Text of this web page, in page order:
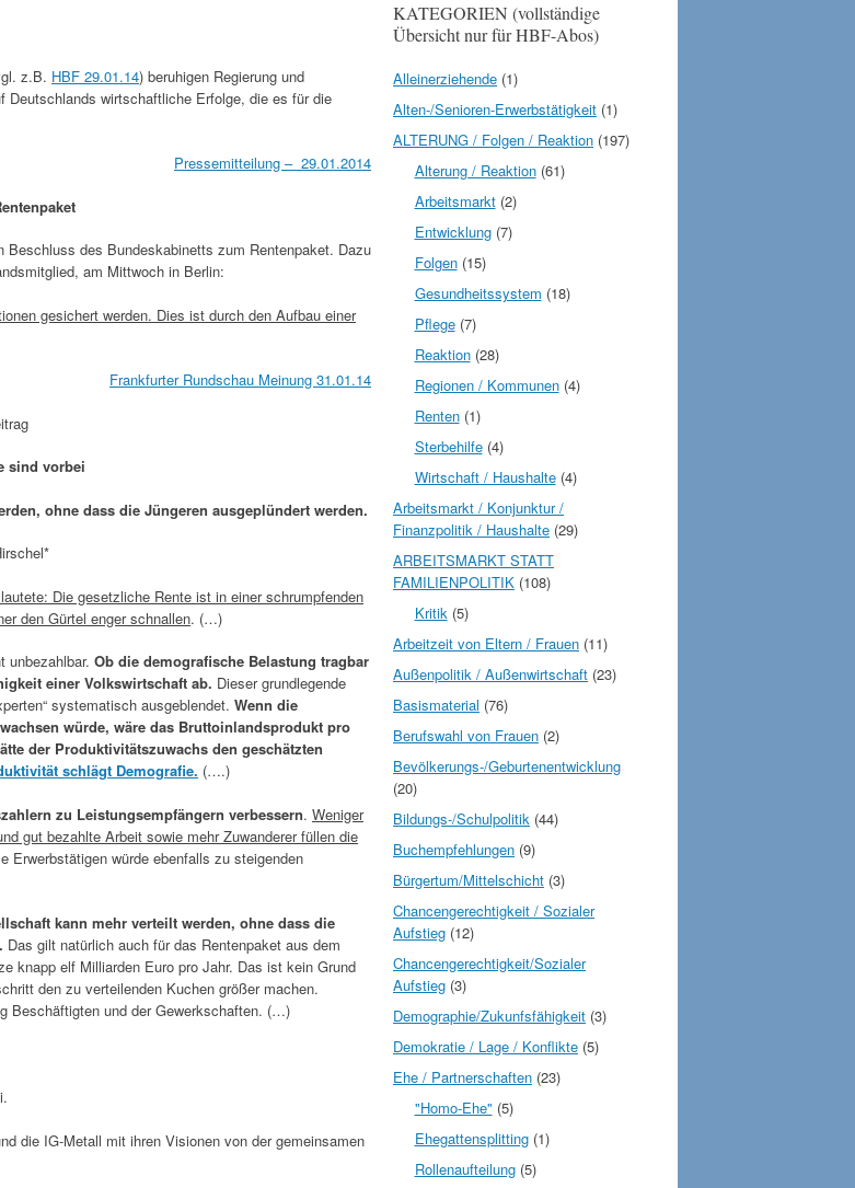
z.B. HBF 29.01.14) beruhigen Regierung und
wirtschaftliche Erfolge, die es für die
Pressemitteilung – 29.01.2014
des Bundeskabinetts zum Rentenpaket. Dazu
am Mittwoch in Berlin:
gesichert werden. Dies ist durch den Aufbau einer
Frankfurter Rundschau Meinung 31.01.14
sind vorbei
ohne dass die Jüngeren ausgeplündert werden.
Die gesetzliche Rente ist in einer schrumpfenden
den Gürtel enger schnallen. (…)
unbezahlbar. Ob die demografische Belastung tragbar
einer Volkswirtschaft ab. Dieser grundlegende
systematisch ausgeblendet. Wenn die
würde, wäre das Bruttoinlandsprodukt pro
der Produktivitätszuwachs den geschätzten
schlägt Demografie. (….)
zu Leistungsempfängern verbessern. Weniger
gut bezahlte Arbeit sowie mehr Zuwanderer füllen die
Erwerbstätigen würde ebenfalls zu steigenden
kann mehr verteilt werden, ohne dass die
Das gilt natürlich auch für das Rentenpaket aus dem
knapp elf Milliarden Euro pro Jahr. Das ist kein Grund
den zu verteilenden Kuchen größer machen.
Beschäftigten und der Gewerkschaften. (…)
die IG-Metall mit ihren Visionen von der gemeinsamen
KATEGORIEN (vollständige
Übersicht nur für HBF-Abos)
Alleinerziehende (1)
Alten-/Senioren-Erwerbstätigkeit (1)
ALTERUNG / Folgen / Reaktion (197)
Alterung / Reaktion(61)
Arbeitsmarkt(2)
Entwicklung(7)
Folgen(15)
Gesundheitssystem (18)
Pflege(7)
Reaktion(28)
Regionen / Kommunen(4)
Renten(1)
Sterbehilfe(4)
Wirtschaft / Haushalte(4)
Arbeitsmarkt / Konjunktur /
Finanzpolitik / Haushalte (29)
ARBEITSMARKT STATT
FAMILIENPOLITIK (108)
Kritik(5)
Arbeitzeit von Eltern / Frauen (11)
Außenpolitik / Außenwirtschaft (23)
Basismaterial (76)
Berufswahl von Frauen (2)
Bevölkerungs-/Geburtenentwicklung
(20)
Bildungs-/Schulpolitik (44)
Buchempfehlungen (9)
Bürgertum/Mittelschicht (3)
Chancengerechtigkeit / Sozialer
Aufstieg (12)
Chancengerechtigkeit/Sozialer
Aufstieg (3)
Demographie/Zukunfsfähigkeit (3)
Demokratie / Lage / Konflikte (5)
Ehe / Partnerschaften (23)
"Homo-Ehe" (5)
Ehegattensplitting(1)
Rollenaufteilung(5)